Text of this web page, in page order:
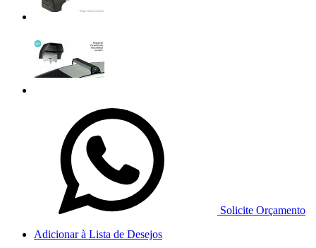
Solicite Orçamento
Adicionar à Lista de Desejos